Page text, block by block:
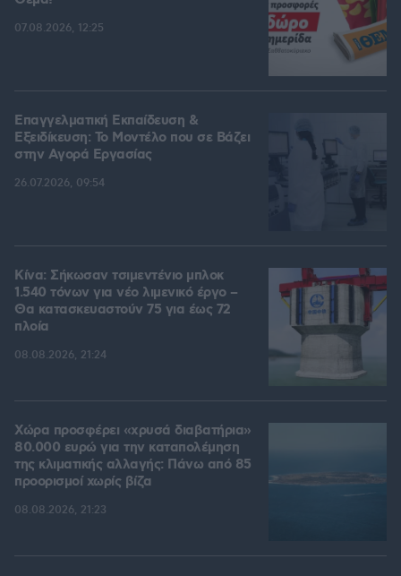
07.08.2026, 12:25
Επαγγελματική Εκπαίδευση &
Εξειδίκευση: Το Mοντέλο που σε Bάζει
στην Aγορά Eργασίας
26.07.2026, 09:54
Κίνα: Σήκωσαν τσιμεντένιο μπλοκ
1.540 τόνων για νέο λιμενικό έργο –
Θα κατασκευαστούν 75 για έως 72
πλοία
08.08.2026, 21:24
Χώρα προσφέρει «χρυσά διαβατήρια»
80.000 ευρώ για την καταπολέμηση
της κλιματικής αλλαγής: Πάνω από 85
προορισμοί χωρίς βίζα
08.08.2026, 21:23